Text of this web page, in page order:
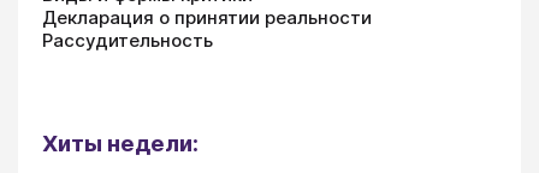
Декларация о принятии реальности
Рассудительность
Хиты недели: